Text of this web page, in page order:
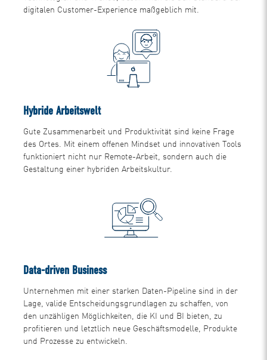
digitalen Customer-Experience maßgeblich mit.
Hybride Arbeitswelt
Gute Zusammenarbeit und Produktivität sind keine Frage
des Ortes. Mit einem offenen Mindset und innovativen Tools
funktioniert nicht nur Remote-Arbeit, sondern auch die
Gestaltung einer hybriden Arbeitskultur.
Data-driven Business
Unternehmen mit einer starken Daten-Pipeline sind in der
Lage, valide Entscheidungsgrundlagen zu schaffen, von
den unzähligen Möglichkeiten, die KI und BI bieten, zu
profitieren und letztlich neue Geschäftsmodelle, Produkte
und Prozesse zu entwickeln.